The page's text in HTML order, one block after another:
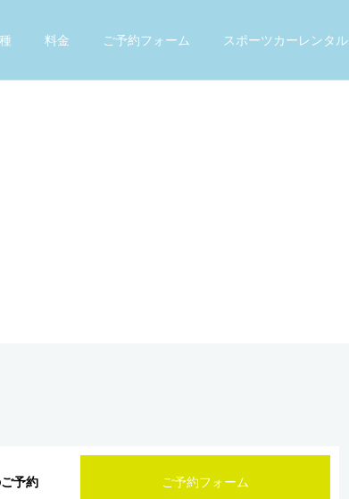
料金 ご予約フォーム スポーツカーレンタル
予約 ご予約フォーム